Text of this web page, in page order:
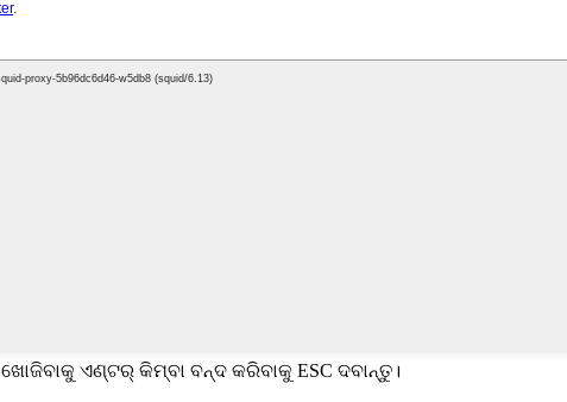
ଖୋଜିବାକୁ ଏଣ୍ଟର୍ କିମ୍ବା ବନ୍ଦ କରିବାକୁ ESC ଦବାନ୍ତୁ।